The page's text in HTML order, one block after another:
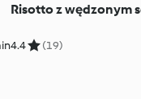
Risotto z wędzonym
4.4 (19)